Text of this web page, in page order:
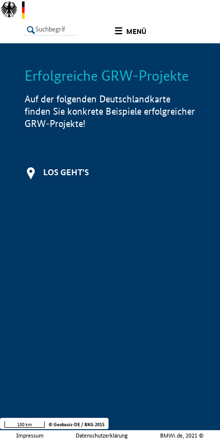
MENÜ
LISTE Info
Erfolgreiche GRW-Projekte
Auf der folgenden Deutschlandkarte
finden Sie konkrete Beispiele erfolgreicher
GRW-Projekte!
LOS GEHT'S
Impressum Datenschutzerklärung BMWi.de, 2021 ©
100 km © Geobasis-DE / BKG 2015